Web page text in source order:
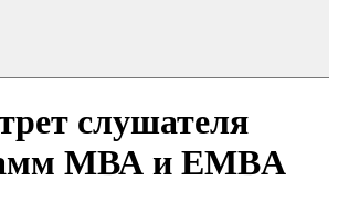
слушателя
МВА и EMBA